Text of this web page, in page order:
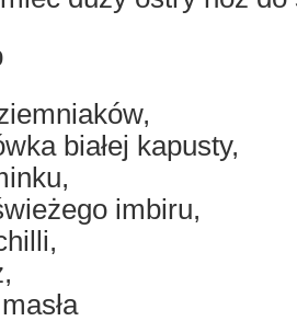
białej kapusty,
imbiru,